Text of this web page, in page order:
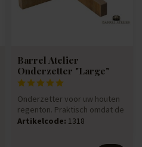
Barrel Atelier
Onderzetter "Large"
Onderzetter voor uw houten
regenton. Praktisch omdat de
ton hoger staat en goed ...
Artikelcode: 1318